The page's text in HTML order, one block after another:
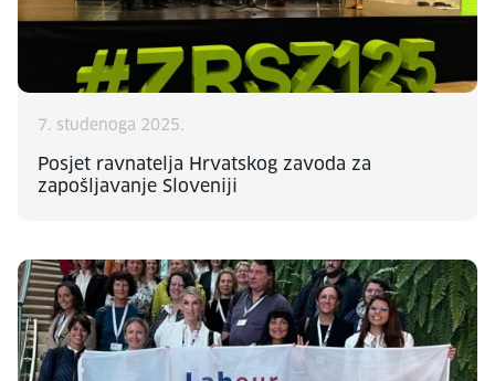
7. studenoga 2025.
Posjet ravnatelja Hrvatskog zavoda za
zapošljavanje Sloveniji